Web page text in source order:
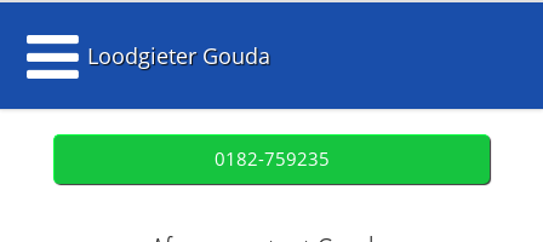
Loodgieter Gouda
0182-759235